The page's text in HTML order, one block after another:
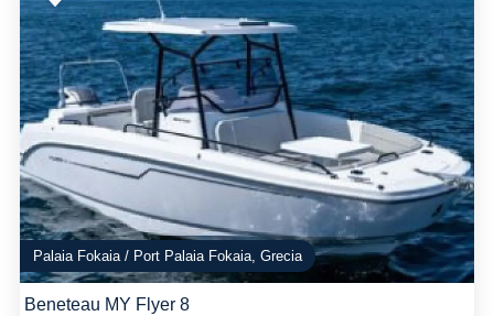
Palaia Fokaia / Port Palaia Fokaia, Grecia
Beneteau MY Flyer 8